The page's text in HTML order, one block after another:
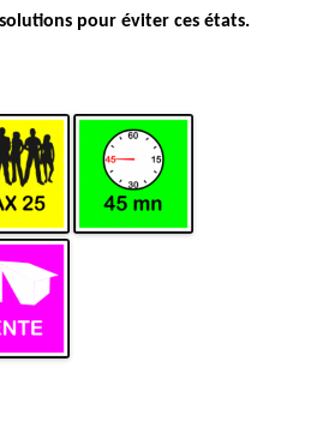
pour éviter ces états.